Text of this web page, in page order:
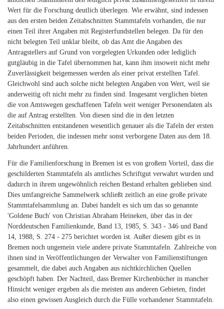
Wert für die Forschung deutlich überlegen. Wie erwähnt, sind indessen
aus den ersten beiden Zeitabschnitten Stammtafeln vorhanden, die nur
einen Teil ihrer Angaben mit Registerfundstellen belegen. Da für den
nicht belegten Teil unklar bleibt, ob das Amt die Angaben des
Antragstellers auf Grund von vorgelegten Urkunden oder lediglich
gutgläubig in die Tafel übernommen hat, kann ihm insoweit nicht mehr
Zuverlässigkeit beigemessen werden als einer privat erstellten Tafel.
Gleichwohl sind auch solche nicht belegten Angaben von Wert, weil sie
anderweitig oft nicht mehr zu finden sind. Insgesamt verglichen bieten
die von Amtswegen geschaffenen Tafeln weit weniger Personendaten als
die auf Antrag erstellten. Von diesen sind die in den letzten
Zeitabschnitten entstandenen wesentlich genauer als die Tafeln der ersten
beiden Perioden, die indessen mehr sonst verborgene Daten aus dem 18.
Jahrhundert anführen.
Für die Familienforschung in Bremen ist es von großem Vorteil, dass die
geschilderten Stammtafeln als amtliches Schriftgut verwahrt wurden und
dadurch in ihrem ungewöhnlich reichen Bestand erhalten geblieben sind.
Dies umfangreiche Sammelwerk schließt zeitlich an eine große private
Stammtafelsammlung an. Dabei handelt es sich um das so genannte
'Goldene Buch' von Christian Abraham Heineken, über das in der
Norddeutschen Familienkunde, Band 13, 1985, S. 343 - 346 und Band
14, 1988, S. 274 - 275 berichtet worden ist. Außer diesem gibt es in
Bremen noch ungemein viele andere private Stammtafeln. Zahlreiche von
ihnen sind in Veröffentlichungen der Verwalter von Familienstiftungen
gesammelt, die dabei auch Angaben aus nichtkirchlichen Quellen
geschöpft haben. Der Nachteil, dass Bremer Kirchenbücher in mancher
Hinsicht weniger ergeben als die meisten aus anderen Gebieten, findet
also einen gewissen Ausgleich durch die Fülle vorhandener Stammtafeln.